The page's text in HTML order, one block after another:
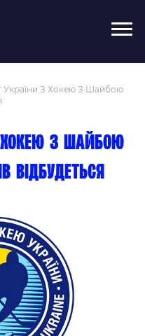
України З Хокею З Шайбою
хокею з шайбою
відбудеться